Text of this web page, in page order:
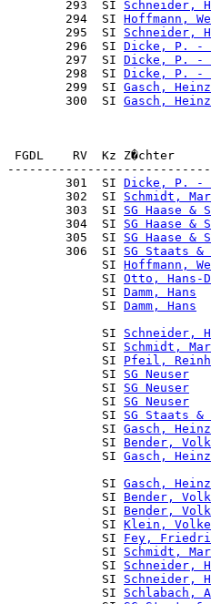
        293  SI
Schneider,
        294  SI
Hoffmann,
        295  SI
Schneider,
        296  SI
Dicke, P. -
        297  SI
Dicke, P. -
        298  SI
Dicke, P. -
        299  SI
Gasch, Heinz
        300  SI
Gasch, Heinz
FGDL    RV  Kz Z�chter
        301  SI
Dicke, P. -
        302  SI
Schmidt,
        303  SI
SG Haase &
        304  SI
SG Haase &
        305  SI
SG Haase &
        306  SI
SG Staats &
             SI
Hoffmann,
             SI
Otto, Hans-
             SI
Damm, Hans
             SI
Damm, Hans
             SI
Schneider,
             SI
Schmidt,
             SI
Pfeil,
             SI
SG Neuser
             SI
SG Neuser
             SI
SG Neuser
             SI
SG Staats &
             SI
Gasch, Heinz
             SI
Bender,
             SI
Gasch, Heinz
             SI
Gasch, Heinz
             SI
Bender,
             SI
Bender,
             SI
Klein,
             SI
Fey,
             SI
Schmidt,
             SI
Schneider,
             SI
Schneider,
             SI
Schlabach,